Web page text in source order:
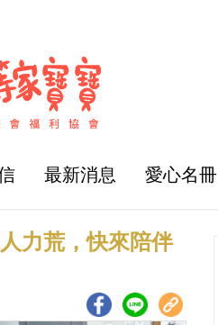
最新消息 愛心名冊
力荒，快來陪伴